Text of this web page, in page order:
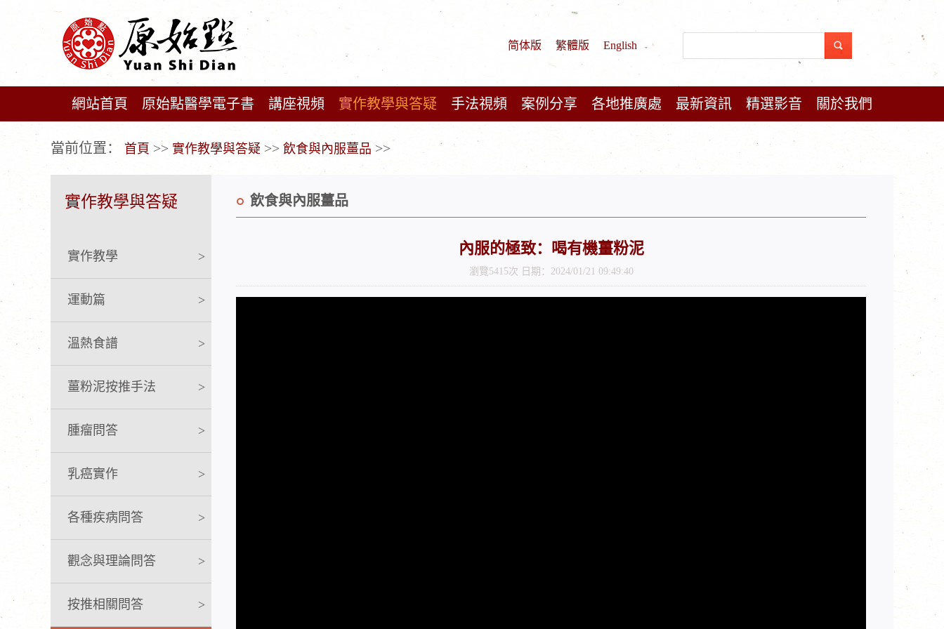
简体版 繁體版 English
網站首頁 原始點醫學電子書 講座視頻 實作教學與答疑 手法視頻 案例分享 各地推廣處 最新資訊 精選影音 關於我們
當前位置： 首頁 >> 實作教學與答疑 >> 飲食與內服薑品 >>
實作教學與答疑
實作教學 >
運動篇 >
溫熱食譜 >
薑粉泥按推手法 >
腫瘤問答 >
乳癌實作 >
各種疾病問答 >
觀念與理論問答 >
按推相關問答 >
飲食與內服薑品
內服的極致：喝有機薑粉泥
瀏覽5415次 日期：2024/01/21 09:49:40